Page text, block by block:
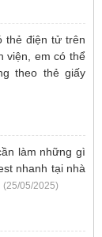
thẻ điện tử trên
viện, em có thể
theo thẻ giấy
làm những gì
nhanh tại nhà
(25/05/2025)